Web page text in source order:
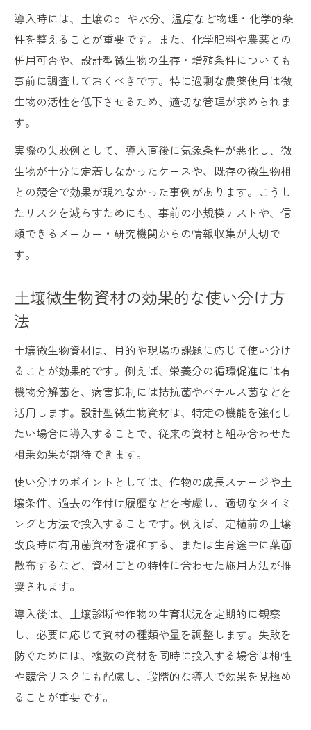
導入時には、土壌のpHや水分、温度など物理・化学的条
件を整えることが重要です。また、化学肥料や農薬との
併用可否や、設計型微生物の生存・増殖条件についても
事前に調査しておくべきです。特に過剰な農薬使用は微
生物の活性を低下させるため、適切な管理が求められま
す。
実際の失敗例として、導入直後に気象条件が悪化し、微
生物が十分に定着しなかったケースや、既存の微生物相
との競合で効果が現れなかった事例があります。こうし
たリスクを減らすためにも、事前の小規模テストや、信
頼できるメーカー・研究機関からの情報収集が大切で
す。
土壌微生物資材の効果的な使い分け方
法
土壌微生物資材は、目的や現場の課題に応じて使い分け
ることが効果的です。例えば、栄養分の循環促進には有
機物分解菌を、病害抑制には拮抗菌やバチルス菌などを
活用します。設計型微生物資材は、特定の機能を強化し
たい場合に導入することで、従来の資材と組み合わせた
相乗効果が期待できます。
使い分けのポイントとしては、作物の成長ステージや土
壌条件、過去の作付け履歴などを考慮し、適切なタイミ
ングと方法で投入することです。例えば、定植前の土壌
改良時に有用菌資材を混和する、または生育途中に葉面
散布するなど、資材ごとの特性に合わせた施用方法が推
奨されます。
導入後は、土壌診断や作物の生育状況を定期的に観察
し、必要に応じて資材の種類や量を調整します。失敗を
防ぐためには、複数の資材を同時に投入する場合は相性
や競合リスクにも配慮し、段階的な導入で効果を見極め
ることが重要です。